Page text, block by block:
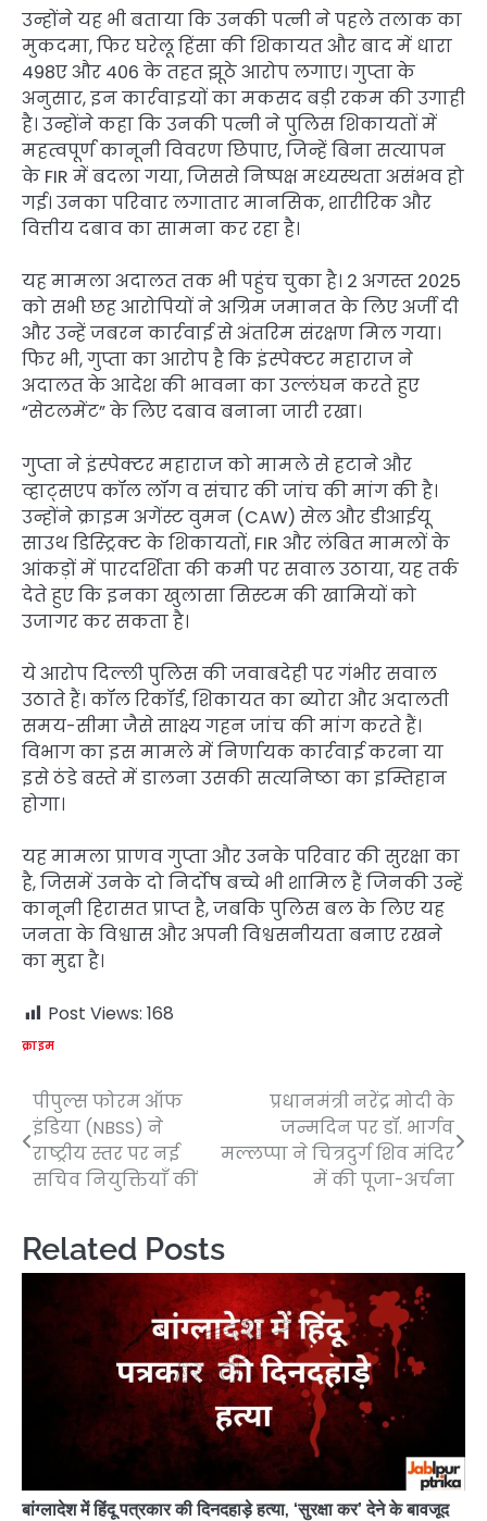
उन्होंने यह भी बताया कि उनकी पत्नी ने पहले तलाक का
मुकदमा, फिर घरेलू हिंसा की शिकायत और बाद में धारा
498ए और 406 के तहत झूठे आरोप लगाए। गुप्ता के
अनुसार, इन कार्रवाइयों का मकसद बड़ी रकम की उगाही
है। उन्होंने कहा कि उनकी पत्नी ने पुलिस शिकायतों में
महत्वपूर्ण कानूनी विवरण छिपाए, जिन्हें बिना सत्यापन
के FIR में बदला गया, जिससे निष्पक्ष मध्यस्थता असंभव हो
गई। उनका परिवार लगातार मानसिक, शारीरिक और
वित्तीय दबाव का सामना कर रहा है।
यह मामला अदालत तक भी पहुंच चुका है। 2 अगस्त 2025
को सभी छह आरोपियों ने अग्रिम जमानत के लिए अर्जी दी
और उन्हें जबरन कार्रवाई से अंतरिम संरक्षण मिल गया।
फिर भी, गुप्ता का आरोप है कि इंस्पेक्टर महाराज ने
अदालत के आदेश की भावना का उल्लंघन करते हुए
“सेटलमेंट” के लिए दबाव बनाना जारी रखा।
गुप्ता ने इंस्पेक्टर महाराज को मामले से हटाने और
व्हाट्सएप कॉल लॉग व संचार की जांच की मांग की है।
उन्होंने क्राइम अगेंस्ट वुमन (CAW) सेल और डीआईयू
साउथ डिस्ट्रिक्ट के शिकायतों, FIR और लंबित मामलों के
आंकड़ों में पारदर्शिता की कमी पर सवाल उठाया, यह तर्क
देते हुए कि इनका खुलासा सिस्टम की खामियों को
उजागर कर सकता है।
ये आरोप दिल्ली पुलिस की जवाबदेही पर गंभीर सवाल
उठाते हैं। कॉल रिकॉर्ड, शिकायत का ब्योरा और अदालती
समय-सीमा जैसे साक्ष्य गहन जांच की मांग करते हैं।
विभाग का इस मामले में निर्णायक कार्रवाई करना या
इसे ठंडे बस्ते में डालना उसकी सत्यनिष्ठा का इम्तिहान
होगा।
यह मामला प्राणव गुप्ता और उनके परिवार की सुरक्षा का
है, जिसमें उनके दो निर्दोष बच्चे भी शामिल हैं जिनकी उन्हें
कानूनी हिरासत प्राप्त है, जबकि पुलिस बल के लिए यह
जनता के विश्वास और अपनी विश्वसनीयता बनाए रखने
का मुद्दा है।
Post Views: 168
क्राइम
Post
navigation
पीपुल्स फोरम ऑफ
इंडिया (NBSS) ने
राष्ट्रीय स्तर पर नई
सचिव नियुक्तियाँ कीं
प्रधानमंत्री नरेंद्र मोदी के
जन्मदिन पर डॉ. भार्गव
मल्लप्पा ने चित्रदुर्ग शिव मंदिर
में की पूजा-अर्चना
Related Posts
बांग्लादेश में हिंदू पत्रकार की दिनदहाड़े हत्या, ‘सुरक्षा कर’ देने के बावजूद